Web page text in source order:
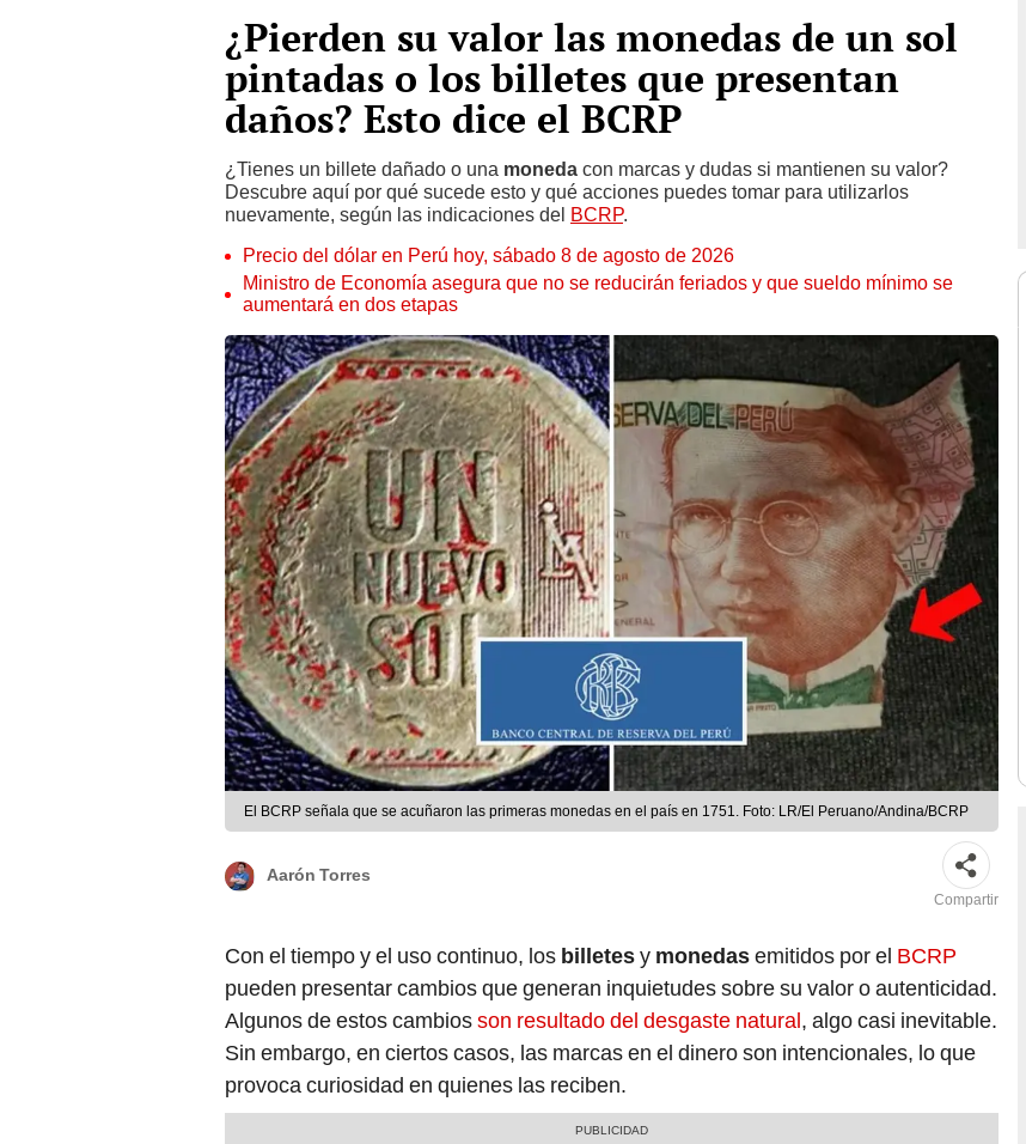
¿Pierden su valor las monedas de un sol
pintadas o los billetes que presentan
daños? Esto dice el BCRP
¿Tienes un billete dañado o una moneda con marcas y dudas si mantienen su valor?
Descubre aquí por qué sucede esto y qué acciones puedes tomar para utilizarlos
nuevamente, según las indicaciones del BCRP.
Precio del dólar en Perú hoy, sábado 8 de agosto de 2026
Ministro de Economía asegura que no se reducirán feriados y que sueldo mínimo se
aumentará en dos etapas
El BCRP señala que se acuñaron las primeras monedas en el país en 1751. Foto: LR/El Peruano/Andina/BCRP
Aarón Torres
Compartir
Con el tiempo y el uso continuo, los billetesy monedasemitidos por el BCRP
pueden presentar cambios que generan inquietudes sobre su valor o autenticidad.
Algunos de estos cambiosson resultado del desgaste natural, algo casi inevitable.
Sin embargo, en ciertos casos, las marcas en el dinero son intencionales, lo que
provoca curiosidad en quienes las reciben.